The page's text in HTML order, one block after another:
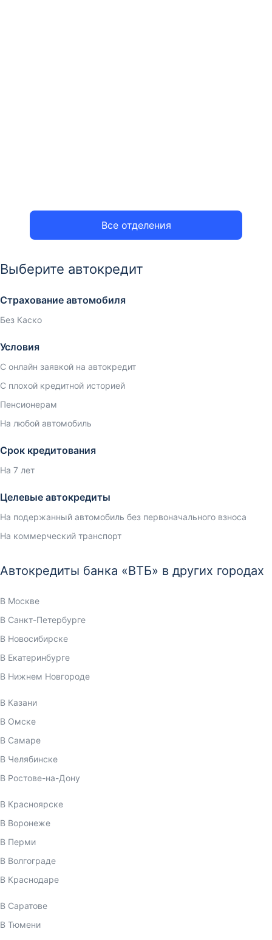
Все отделения
Выберите автокредит
Страхование автомобиля
Без Каско
Условия
С онлайн заявкой на автокредит
С плохой кредитной историей
Пенсионерам
На любой автомобиль
Срок кредитования
На 7 лет
Целевые автокредиты
На подержанный автомобиль без первоначального взноса
На коммерческий транспорт
Автокредиты банка «ВТБ» в других городах
В Москве
В Санкт-Петербурге
В Новосибирске
В Екатеринбурге
В Нижнем Новгороде
В Казани
В Омске
В Самаре
В Челябинске
В Ростове-на-Дону
В Красноярске
В Воронеже
В Перми
В Волгограде
В Краснодаре
В Саратове
В Тюмени